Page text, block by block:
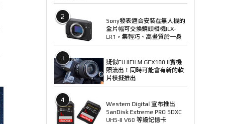
2
Sony發表適合安裝在無人機的
全片幅可交換鏡頭相機ILX-
LR1，集輕巧、高畫質於一身
3
疑似FUJIFILM GFX100 II實機
照流出！同時可能會有新的軟
片模擬推出
4
Western Digital 宣布推出
SanDisk Extreme PRO SDXC
UHS-II V60 等級記憶卡